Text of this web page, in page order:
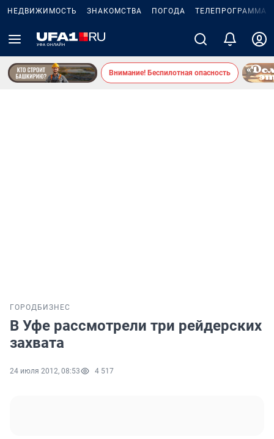
НЕДВИЖИМОСТЬ ЗНАКОМСТВА ПОГОДА ТЕЛЕПРОГРАММА
Внимание! Беспилотная опасность
ГОРОД БИЗНЕС
В Уфе рассмотрели три рейдерских
захвата
24 июля 2012, 08:53 4 517